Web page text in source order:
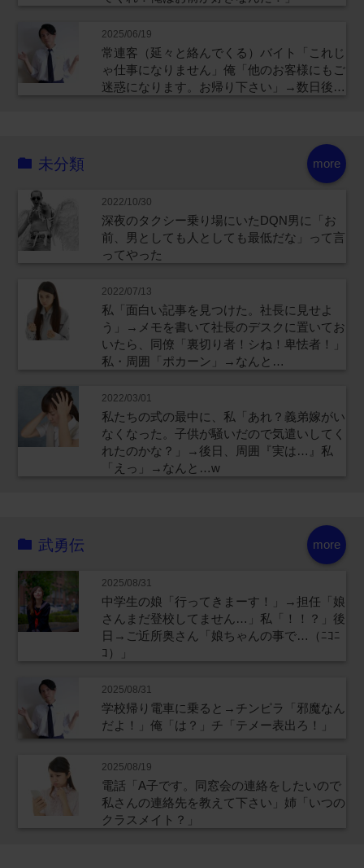
2025/06/19
常連客（延々と絡んでくる）バイト「これじ
ゃ仕事になりません」俺「他のお客様にもご
迷惑になります。お帰り下さい」→数日後…
more
未分類
2022/10/30
深夜のタクシー乗り場にいたDQN男に「お
前、男としても人としても最低だな」って言
ってやった
2022/07/13
私「面白い記事を見つけた。社長に見せよ
う」→メモを書いて社長のデスクに置いてお
いたら、同僚「裏切り者！シね！卑怯者！」
私・周囲「ポカーン」→なんと…
2022/03/01
私たちの式の最中に、私「あれ？義弟嫁がい
なくなった。子供が騒いだので気遣いしてく
れたのかな？」→後日、周囲『実は…』私
「えっ」→なんと…w
more
武勇伝
2025/08/31
中学生の娘「行ってきまーす！」→担任「娘
さんまだ登校してません…」私「！！？」後
日→ご近所奥さん「娘ちゃんの事で…（ﾆｺﾆ
ｺ）」
2025/08/31
学校帰り電車に乗ると→チンピラ「邪魔なん
だよ！」俺「は？」チ「テメー表出ろ！」
2025/08/19
電話「A子です。同窓会の連絡をしたいので
私さんの連絡先を教えて下さい」姉「いつの
クラスメイト？」